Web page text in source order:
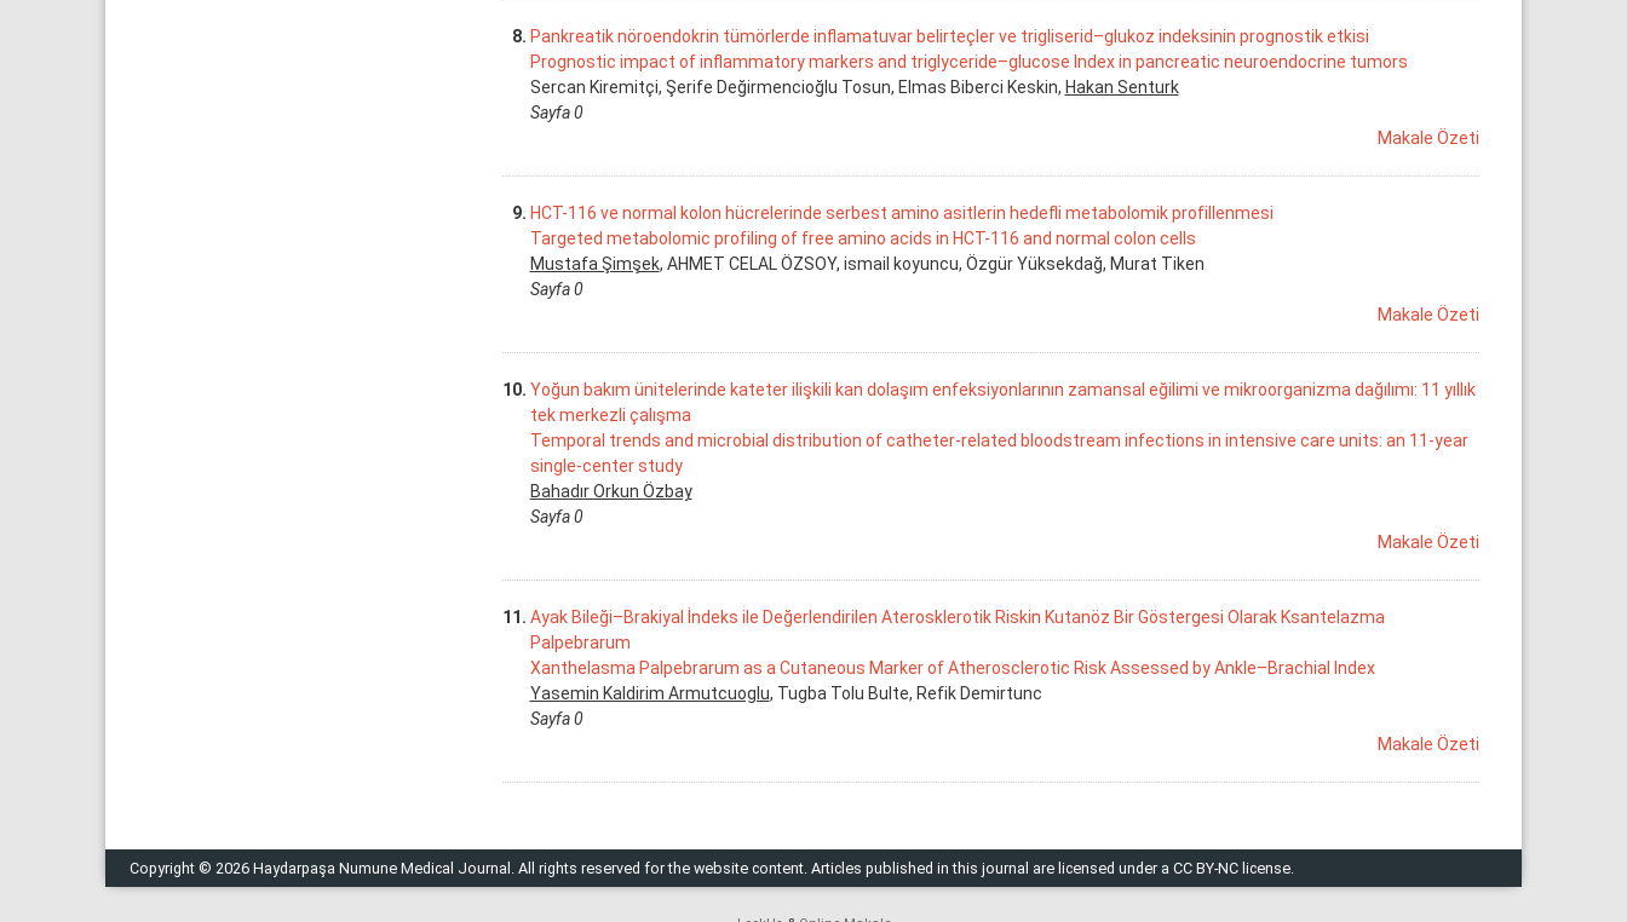
8. Pankreatik nöroendokrin tümörlerde inflamatuvar belirteçler ve trigliserid–glukoz indeksinin prognostik etkisi
Prognostic impact of inflammatory markers and triglyceride–glucose Index in pancreatic neuroendocrine tumors
Sercan Kiremitçi, Şerife Değirmencioğlu Tosun, Elmas Biberci Keskin, Hakan Senturk
Sayfa 0
Makale Özeti
9. HCT-116 ve normal kolon hücrelerinde serbest amino asitlerin hedefli metabolomik profillenmesi
Targeted metabolomic profiling of free amino acids in HCT-116 and normal colon cells
Mustafa Şimşek, AHMET CELAL ÖZSOY, ismail koyuncu, Özgür Yüksekdağ, Murat Tiken
Sayfa 0
Makale Özeti
10. Yoğun bakım ünitelerinde kateter ilişkili kan dolaşım enfeksiyonlarının zamansal eğilimi ve mikroorganizma dağılımı: 11 yıllık
tek merkezli çalışma
Temporal trends and microbial distribution of catheter-related bloodstream infections in intensive care units: an 11-year
single-center study
Bahadır Orkun Özbay
Sayfa 0
Makale Özeti
11. Ayak Bileği–Brakiyal İndeks ile Değerlendirilen Aterosklerotik Riskin Kutanöz Bir Göstergesi Olarak Ksantelazma
Palpebrarum
Xanthelasma Palpebrarum as a Cutaneous Marker of Atherosclerotic Risk Assessed by Ankle–Brachial Index
Yasemin Kaldirim Armutcuoglu, Tugba Tolu Bulte, Refik Demirtunc
Sayfa 0
Makale Özeti
Copyright © 2026 Haydarpaşa Numune Medical Journal. All rights reserved for the website content. Articles published in this journal are licensed under a CC BY-NC license.